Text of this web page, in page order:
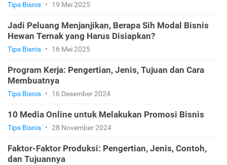
Tips Bisnis • 19 Mei 2025
Jadi Peluang Menjanjikan, Berapa Sih Modal Bisnis
Hewan Ternak yang Harus Disiapkan?
Tips Bisnis • 16 Mei 2025
Program Kerja: Pengertian, Jenis, Tujuan dan Cara
Membuatnya
Tips Bisnis • 16 Desember 2024
10 Media Online untuk Melakukan Promosi Bisnis
Tips Bisnis • 28 November 2024
Faktor-Faktor Produksi: Pengertian, Jenis, Contoh,
dan Tujuannya